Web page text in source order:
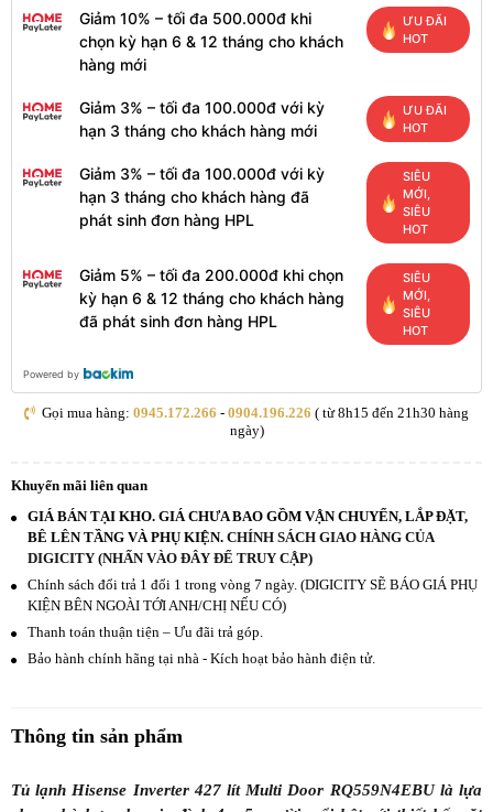
Giảm 10% – tối đa 500.000đ khi
chọn kỳ hạn 6 & 12 tháng cho khách
hàng mới
ƯU ĐÃI
HOT
Giảm 3% – tối đa 100.000đ với kỳ
hạn 3 tháng cho khách hàng mới
ƯU ĐÃI
HOT
Giảm 3% – tối đa 100.000đ với kỳ
hạn 3 tháng cho khách hàng đã
phát sinh đơn hàng HPL
SIÊU
MỚI,
SIÊU
HOT
Giảm 5% – tối đa 200.000đ khi chọn
kỳ hạn 6 & 12 tháng cho khách hàng
đã phát sinh đơn hàng HPL
SIÊU
MỚI,
SIÊU
HOT
Powered by
Gọi mua hàng: 0945.172.266 - 0904.196.226 ( từ 8h15 đến 21h30 hàng
ngày)
Khuyến mãi liên quan
GIÁ BÁN TẠI KHO. GIÁ CHƯA BAO GỒM VẬN CHUYỂN, LẮP ĐẶT,
BÊ LÊN TẦNG VÀ PHỤ KIỆN. CHÍNH SÁCH GIAO HÀNG CỦA
DIGICITY (NHẤN VÀO ĐÂY ĐỂ TRUY CẬP)
Chính sách đổi trả 1 đổi 1 trong vòng 7 ngày. (DIGICITY SẼ BÁO GIÁ PHỤ
KIỆN BÊN NGOÀI TỚI ANH/CHỊ NẾU CÓ)
Thanh toán thuận tiện – Ưu đãi trả góp.
Bảo hành chính hãng tại nhà - Kích hoạt bảo hành điện tử.
Thông tin sản phẩm
Tủ lạnh Hisense Inverter 427 lít Multi Door RQ559N4EBU là lựa